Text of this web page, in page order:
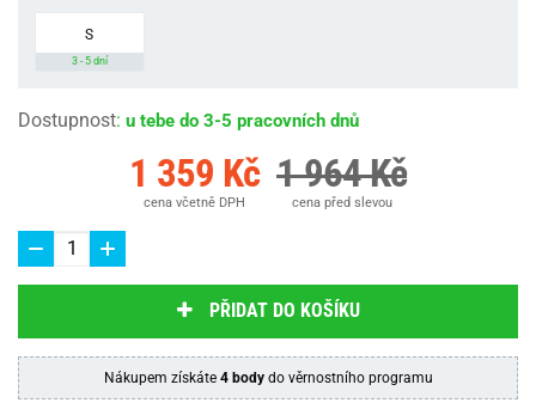
S
3 - 5 dní
Dostupnost: u tebe do 3-5 pracovních dnů
1 359 Kč
cena včetně DPH
1 964 Kč
cena před slevou
PŘIDAT DO KOŠÍKU
Nákupem získáte 4 bodydo věrnostního programu